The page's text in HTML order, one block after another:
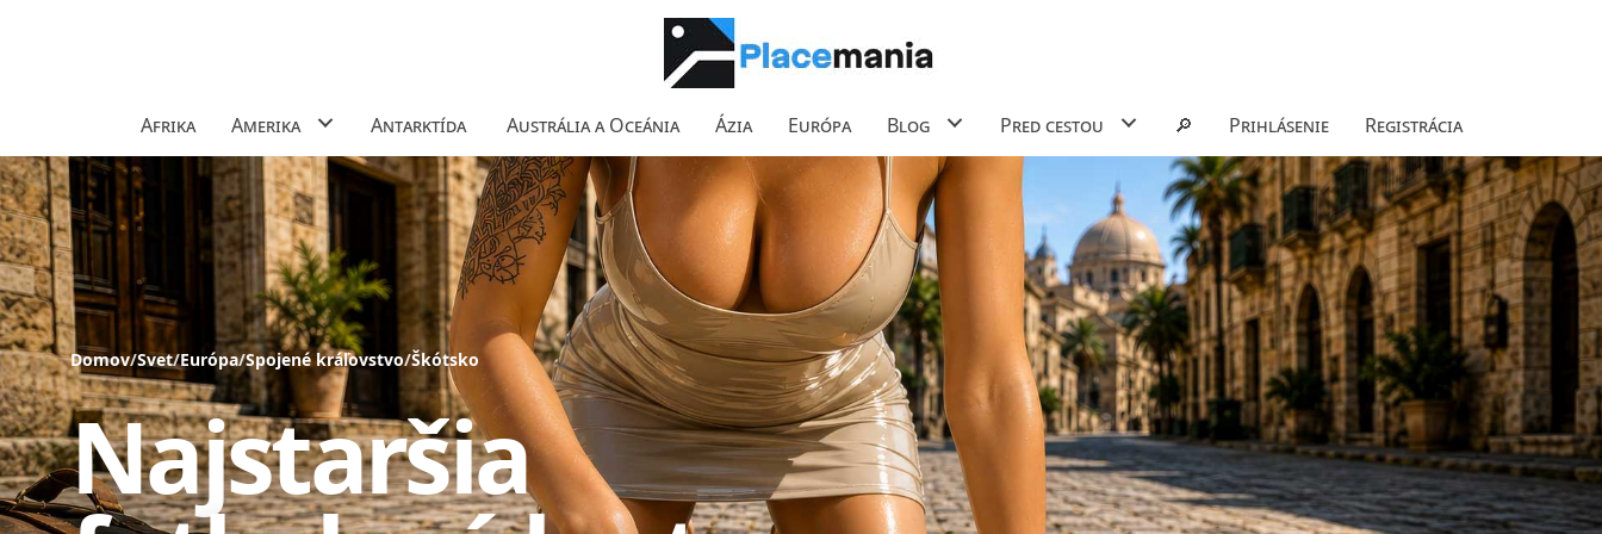
Afrika Amerika Antarktída Austrália a Oceánia Ázia Európa Blog Pred cestou 🔎 Prihlásenie Registrácia
Domov/Svet/Európa/Spojené kráľovstvo/Škótsko
Najstaršia